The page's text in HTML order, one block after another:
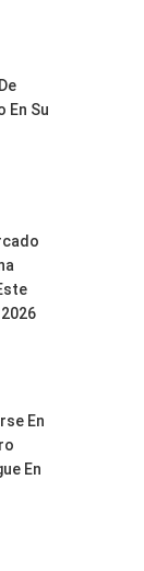
En Su
En
En